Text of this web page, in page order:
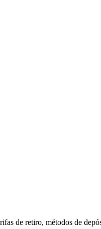
de retiro, métodos de